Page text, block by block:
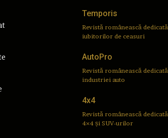
Temporis
Revistă românească dedicată
iubitorilor de ceasuri
AutoPro
Revistă românească dedicată
industriei auto
4x4
Revistă românească dedicată
4×4 și SUV-urilor